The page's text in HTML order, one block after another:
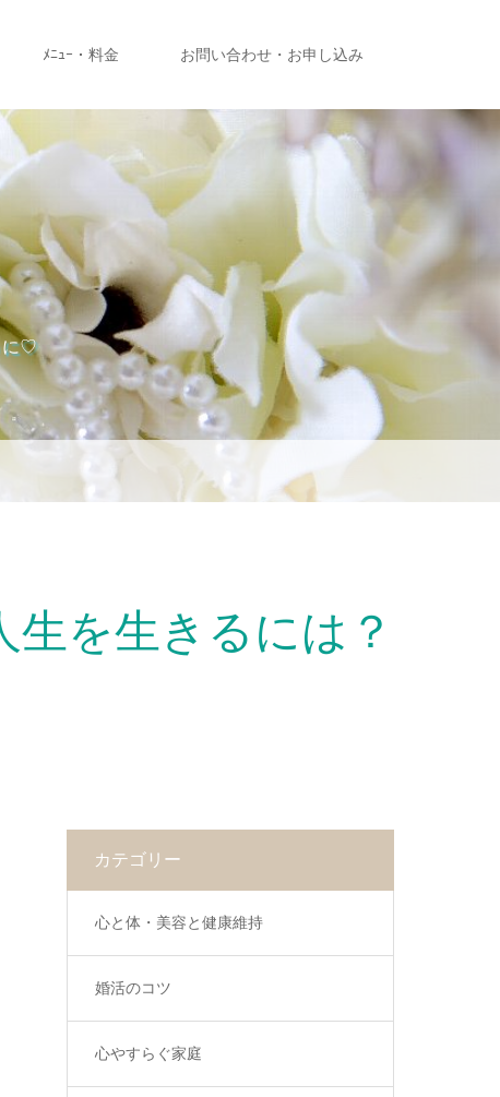
ﾒﾆｭｰ・料金 お問い合わせ・お申し込み
に♡
を生きるには？
カテゴリー
心と体・美容と健康維持
婚活のコツ
心やすらぐ家庭